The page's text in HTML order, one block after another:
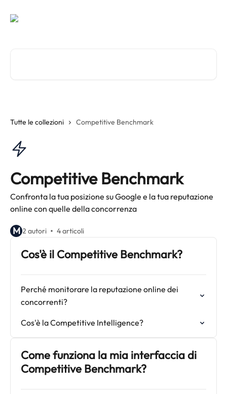
Tutte le collezioni Competitive Benchmark
Competitive Benchmark
Confronta la tua posizione su Google e la tua reputazione
online con quelle della concorrenza
M 2 autori 4 articoli
Cos'è il Competitive Benchmark?
Perché monitorare la reputazione online dei
concorrenti?
Cos'è la Competitive Intelligence?
Come funziona la mia interfaccia di
Competitive Benchmark?